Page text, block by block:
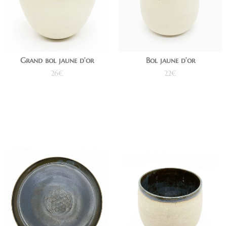
Grand bol jaune d’or
26€
Bol jaune d’or
22€